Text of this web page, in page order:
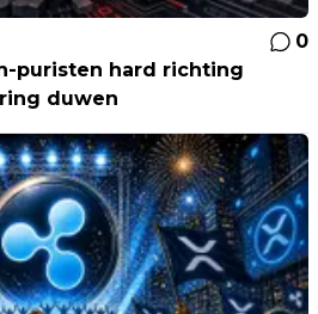
0
puristen hard richting
duwen